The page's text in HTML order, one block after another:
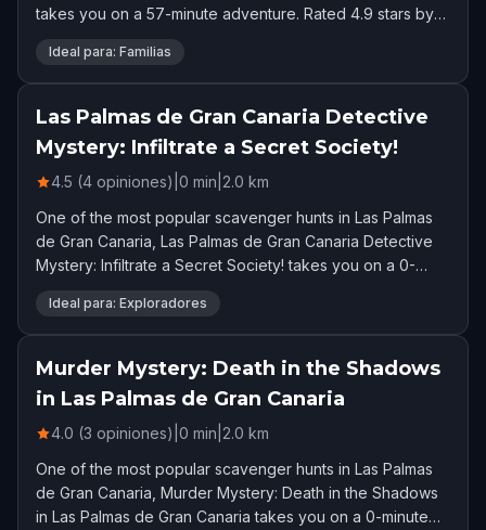
takes you on a 57-minute adventure. Rated 4.9 stars by
88 players.
Ideal para: Familias
Las Palmas de Gran Canaria Detective
Mystery: Infiltrate a Secret Society!
4.5 (4 opiniones) 0 min 2.0 km
One of the most popular scavenger hunts in Las Palmas
de Gran Canaria, Las Palmas de Gran Canaria Detective
Mystery: Infiltrate a Secret Society! takes you on a 0-
minute adventure. Rated 4.5 stars by 4 players.
Ideal para: Exploradores
Murder Mystery: Death in the Shadows
in Las Palmas de Gran Canaria
4.0 (3 opiniones) 0 min 2.0 km
One of the most popular scavenger hunts in Las Palmas
de Gran Canaria, Murder Mystery: Death in the Shadows
in Las Palmas de Gran Canaria takes you on a 0-minute